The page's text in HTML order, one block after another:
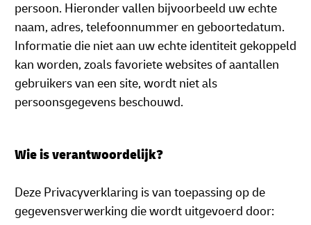
persoon. Hieronder vallen bijvoorbeeld uw echte
naam, adres, telefoonnummer en geboortedatum.
Informatie die niet aan uw echte identiteit gekoppeld
kan worden, zoals favoriete websites of aantallen
gebruikers van een site, wordt niet als
persoonsgegevens beschouwd.
Wie is verantwoordelijk?
Deze Privacyverklaring is van toepassing op de
gegevensverwerking die wordt uitgevoerd door: